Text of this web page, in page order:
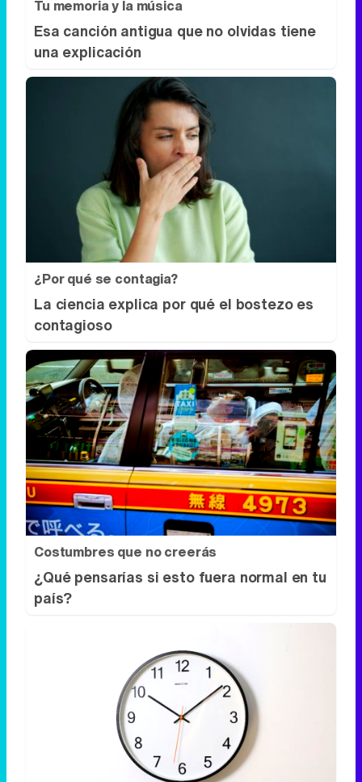
Tu memoria y la música
Esa canción antigua que no olvidas tiene
una explicación
¿Por qué se contagia?
La ciencia explica por qué el bostezo es
contagioso
Costumbres que no creerás
¿Qué pensarías si esto fuera normal en tu
país?